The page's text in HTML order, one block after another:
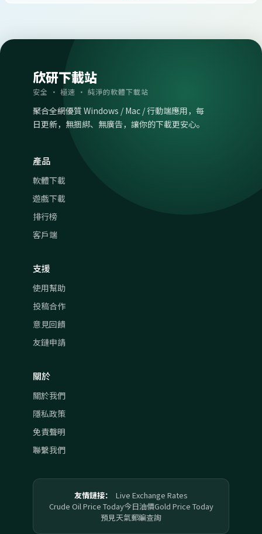
欣研下載站
安全 · 極速 · 純淨的軟體下載站
聚合全網優質 Windows / Mac / 行動端應用，每
日更新，無捆綁、無廣告，讓你的下載更安心。
產品
軟體下載
遊戲下載
排行榜
客戶端
支援
使用幫助
投稿合作
意見回饋
友鏈申請
關於
關於我們
隱私政策
免責聲明
聯繫我們
友情鏈接：
Live Exchange Rates
Crude Oil Price Today今日油價Gold Price Today
預見天氣郵編查詢